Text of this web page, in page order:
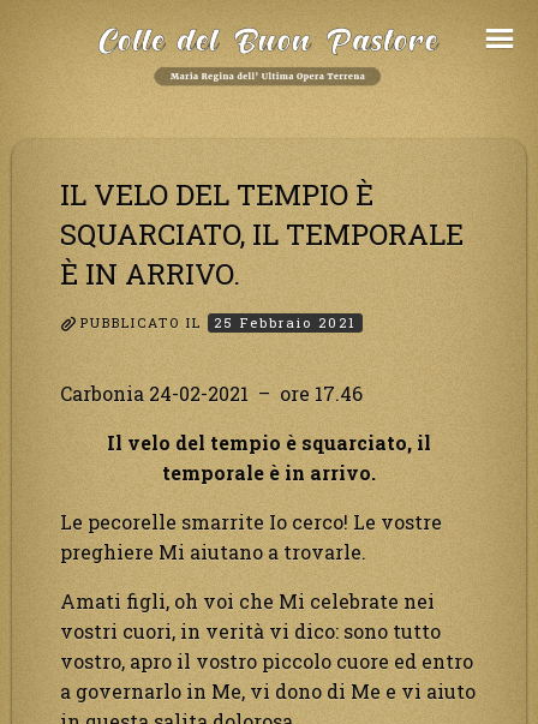
IL VELO DEL TEMPIO È
SQUARCIATO, IL TEMPORALE
È IN ARRIVO.
PUBBLICATO IL 25 Febbraio 2021
Carbonia 24-02-2021 – ore 17.46
Il velo del tempio è squarciato, il
temporale è in arrivo.
Le pecorelle smarrite Io cerco! Le vostre
preghiere Mi aiutano a trovarle.
Amati figli, oh voi che Mi celebrate nei
vostri cuori, in verità vi dico: sono tutto
vostro, apro il vostro piccolo cuore ed entro
a governarlo in Me, vi dono di Me e vi aiuto